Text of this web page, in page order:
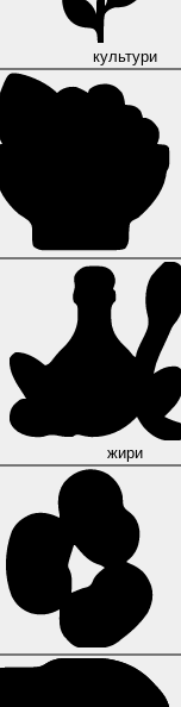
культури
жири